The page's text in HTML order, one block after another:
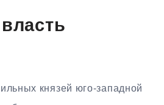
князей юго-западной